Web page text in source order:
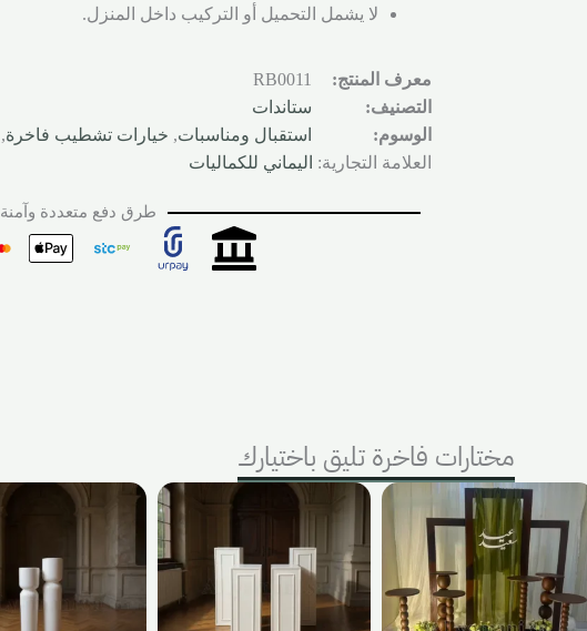
لا يشمل التحميل أو التركيب داخل المنزل.
معرف المنتج:
RB0011
التصنيف:
ستاندات
الوسوم:
استقبال ومناسبات, خيارات تشطيب فاخرة,
العلامة التجارية: اليماني للكماليات
طرق دفع متعددة وآمنة
مختارات فاخرة تليق باختيارك